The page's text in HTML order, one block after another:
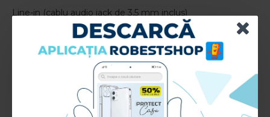
Line-in (cablu audio jack de 3,5 mm inclus)
Microfon incorporat: DA
Incarcarea prin USB (cablu de incarcare inclus)
Diametru difuzor: 40 mm